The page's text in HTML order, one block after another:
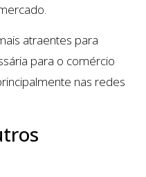
atraentes para
para o comércio
nas redes